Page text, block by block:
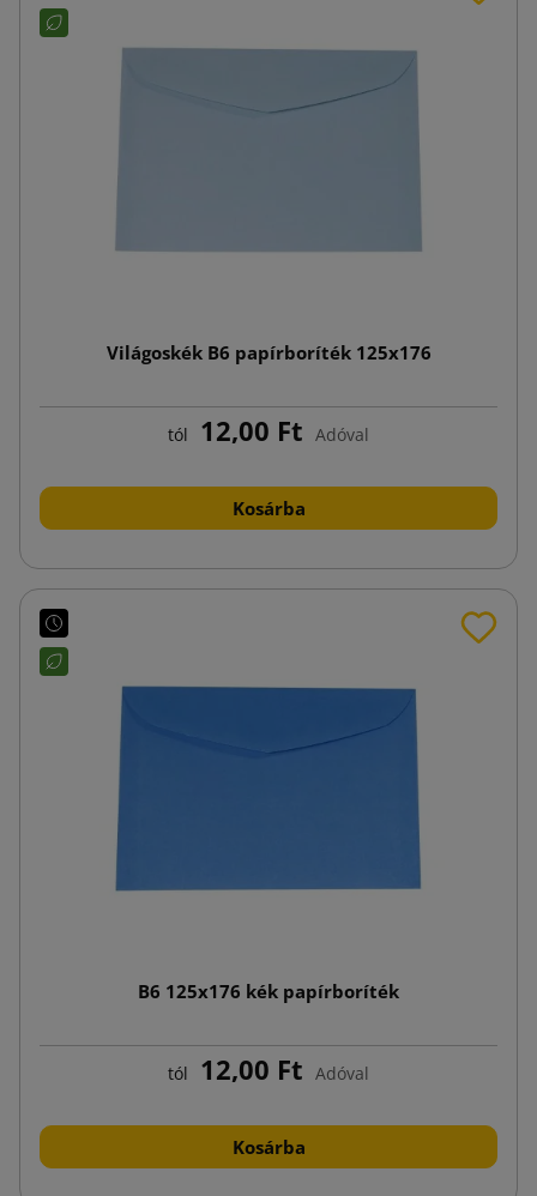
Világoskék B6 papírboríték 125x176
tól 12,00 Ft Adóval
Kosárba
B6 125x176 kék papírboríték
tól 12,00 Ft Adóval
Kosárba